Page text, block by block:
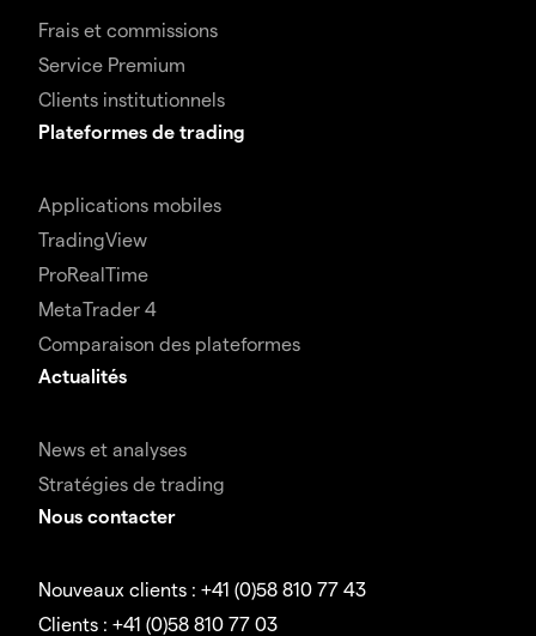
Frais et commissions
Service Premium
Clients institutionnels
Plateformes de trading
Applications mobiles
TradingView
ProRealTime
MetaTrader 4
Comparaison des plateformes
Actualités
News et analyses
Stratégies de trading
Nous contacter
Nouveaux clients : +41 (0)58 810 77 43
Clients : +41 (0)58 810 77 03